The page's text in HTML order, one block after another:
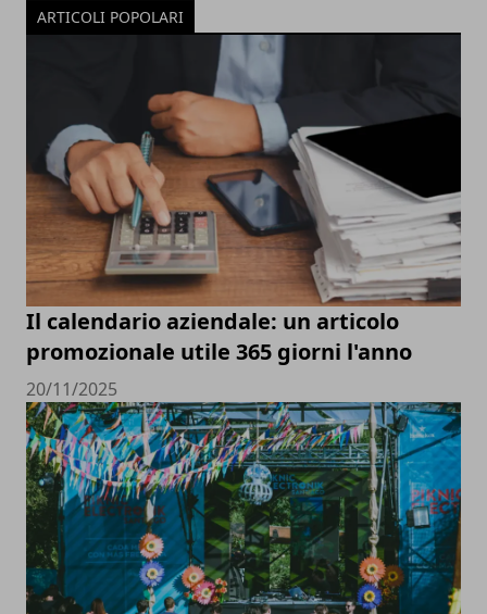
ARTICOLI POPOLARI
Il calendario aziendale: un articolo
promozionale utile 365 giorni l'anno
20/11/2025